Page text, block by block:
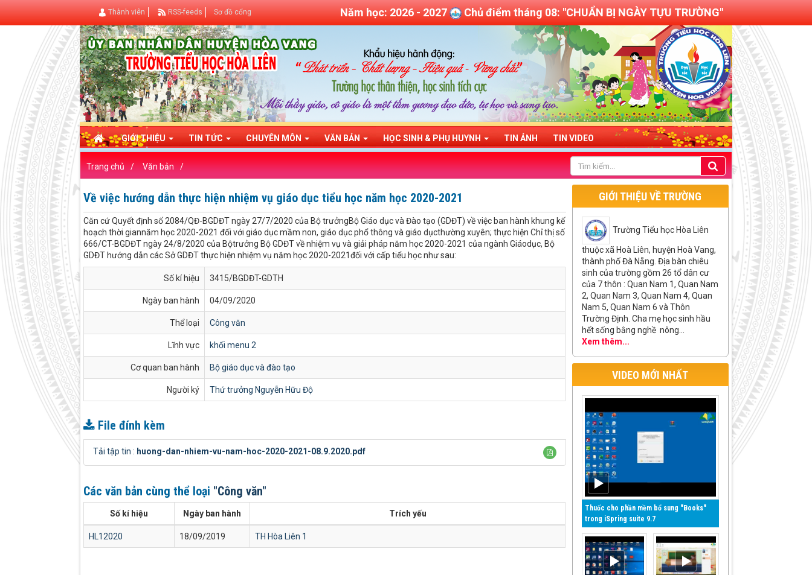
GIỚI THIỆU TIN TỨC CHUYÊN MÔN VĂN BẢN HỌC SINH & PHỤ HUYNH TIN ẢNH TIN VIDEO
Năm học: 2026 - 2027 Chủ điểm tháng 08: "CHUẨN BỊ NGÀY TỰU TRƯỜNG"
Thành viên RSS-feeds Sơ đồ cổng
Trang chủ Văn bản
Về việc hướng dẫn thực hiện nhiệm vụ giáo dục tiểu học năm học 2020-2021
Căn cứ Quyết định số 2084/QĐ-BGDĐT ngày 27/7/2020 của Bộ trưởngBộ Giáo dục và Đào tạo (GDĐT) về việc ban hành khung kế
hoạch thời giannăm học 2020-2021 đối với giáo dục mầm non, giáo dục phổ thông và giáo dụcthường xuyên; thực hiện Chỉ thị số
666/CT-BGDĐT ngày 24/8/2020 của Bộtrưởng Bộ GDĐT về nhiệm vụ và giải pháp năm học 2020-2021 của ngành Giáodục, Bộ
GDĐT hướng dẫn các Sở GDĐT thực hiện nhiệm vụ năm học 2020-2021đối với cấp tiểu học như sau:
Số kí hiệu 3415/BGDĐT-GDTH
Ngày ban hành 04/09/2020
Thể loại Công văn
Lĩnh vực khối menu 2
Cơ quan ban hành Bộ giáo dục và đào tạo
Người ký Thứ trưởng Nguyễn Hữu Độ
File đính kèm
Tải tập tin : huong-dan-nhiem-vu-nam-hoc-2020-2021-08.9.2020.pdf
Các văn bản cùng thể loại "Công văn"
Số kí hiệu Ngày ban hành Trích yếu
HL12020 18/09/2019 TH Hòa Liên 1
GIỚI THIỆU VỀ TRƯỜNG
Trường Tiểu học Hòa Liên
thuộc xã Hoà Liên, huyện Hoà Vang,
thành phố Đà Nẵng. Địa bàn chiêu
sinh của trường gồm 26 tổ dân cư
của 7 thôn : Quan Nam 1, Quan Nam
2, Quan Nam 3, Quan Nam 4, Quan
Nam 5, Quan Nam 6 và Thôn
Trường Định. Cha mẹ học sinh hầu
hết sống bằng nghề nông...
Xem thêm...
VIDEO MỚI NHẤT
Thuốc cho phần mềm bổ sung "Books"
trong iSpring suite 9.7